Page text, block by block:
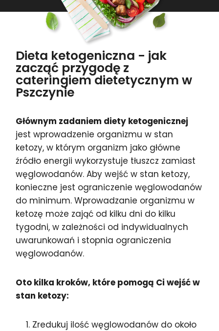
Dieta ketogeniczna - jak
zacząć przygodę z
cateringiem dietetycznym w
Pszczynie
Głównym zadaniem diety ketogenicznej
jest wprowadzenie organizmu w stan
ketozy, w którym organizm jako główne
źródło energii wykorzystuje tłuszcz zamiast
węglowodanów. Aby wejść w stan ketozy,
konieczne jest ograniczenie węglowodanów
do minimum. Wprowadzanie organizmu w
ketozę może zająć od kilku dni do kilku
tygodni, w zależności od indywidualnych
uwarunkowań i stopnia ograniczenia
węglowodanów.
Oto kilka kroków, które pomogą Ci wejść w
stan ketozy:
Zredukuj ilość węglowodanów do około